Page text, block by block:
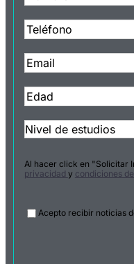
Al hacer click en "Solicitar
privacidad y condiciones
Legal
Acepto recibir noticias